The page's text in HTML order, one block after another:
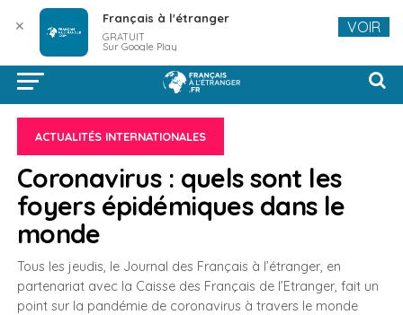
ACTUALITÉS INTERNATIONALES
Coronavirus : quels sont les
foyers épidémiques dans le
monde
Tous les jeudis, le Journal des Français à l’étranger, en
partenariat avec la Caisse des Français de l’Etranger, fait un
point sur la pandémie de coronavirus à travers le monde
✕ Français à l'étranger
GRATUIT
Sur Google Play
VOIR